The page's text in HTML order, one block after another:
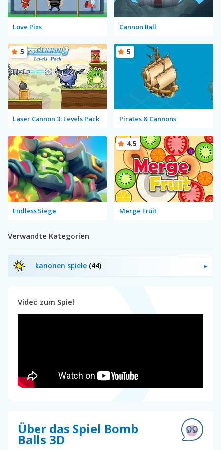
Love Pins Cannon Ball
Laser Cannon 3: Levels Pack
5
Pirates & Cannons
5
Endless Siege Merge Fruit
4.5
Verwandte Kategorien
kanonen spiele (44)
Video zum Spiel
Über das Spiel Bomb
Balls 3D